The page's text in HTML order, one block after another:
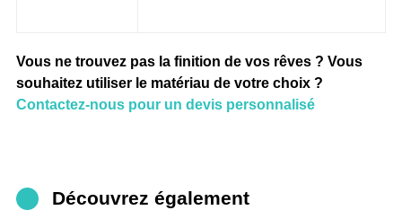
Vous ne trouvez pas la finition de vos rêves ? Vous
souhaitez utiliser le matériau de votre choix ?
Contactez-nous pour un devis personnalisé
Découvrez également